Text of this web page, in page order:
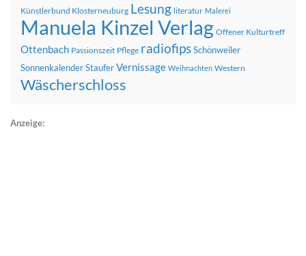
Künstlerbund Klosterneuburg Lesung literatur Malerei
Manuela Kinzel Verlag Offener Kulturtreff
Ottenbach Passionszeit Pflege radiofipsSchönweiler
SonnenkalenderStauferVernissage Weihnachten Western
Wäscherschloss
Anzeige: